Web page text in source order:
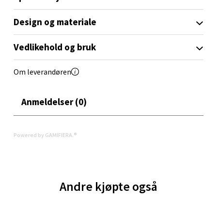
Design og materiale
Vedlikehold og bruk
Om leverandøren
Anmeldelser (0)
Powered by GAMIFIERA.®
Andre kjøpte også
Aunasenteret, Sunndalsvegen 3, 7340 Oppdal
Åpent i dag 10-19
0 i butikk